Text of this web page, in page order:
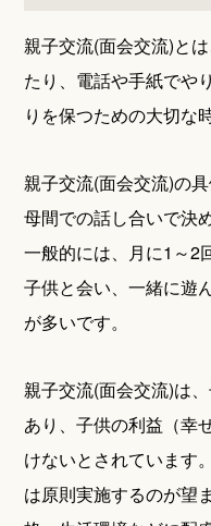
親子交流(面会交流)と
たり、電話や手紙でや
りを保つための大切な
親子交流(面会交流)の
母間での話し合いで決
一般的には、月に1～2
子供と会い、一緒に遊
が多いです。
親子交流(面会交流)は
あり、子供の利益（幸
けないとされています
は原則実施するのが望